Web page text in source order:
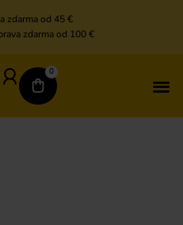
zdarma od 45 €
zdarma od 100 €
0